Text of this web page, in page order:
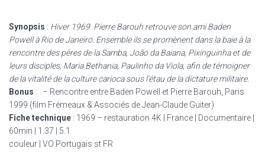
Synopsis : Hiver 1969. Pierre Barouh retrouve son ami Baden
Powell à Rio de Janeiro. Ensemble ils se promènent dans la baie à la
rencontre des pères de la Samba, João da Baiana, Pixinguinha et de
leurs disciples, Maria Bethania, Paulinho da Viola, afin de témoigner
de la vitalité de la culture carioca sous l’étau de la dictature militaire.
Bonus : – Rencontre entre Baden Powell et Pierre Barouh, Paris
1999 (film Frémeaux & Associés de Jean-Claude Guiter)
Fiche technique : 1969 – restauration 4K | France | Documentaire |
60min | 1.37 | 5.1
couleur | VO Portugais st FR